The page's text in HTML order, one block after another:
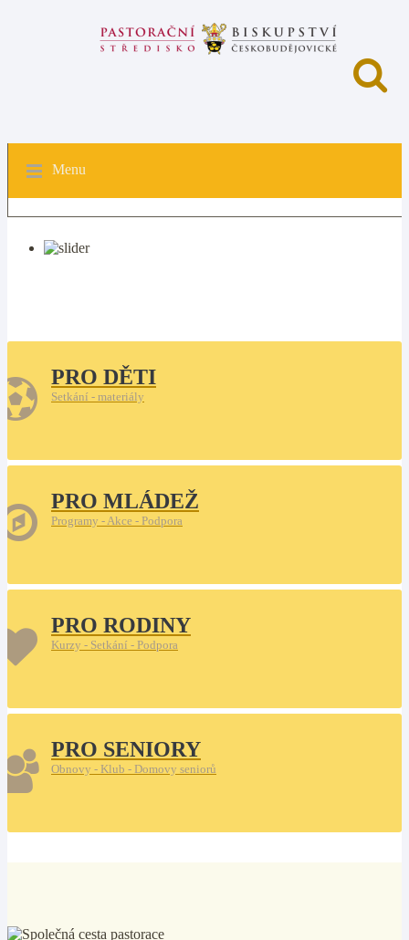
Menu
PRO DĚTI
Setkání - materiály
PRO MLÁDEŽ
Programy - Akce - Podpora
PRO RODINY
Kurzy - Setkání - Podpora
PRO SENIORY
Obnovy - Klub - Domovy seniorů